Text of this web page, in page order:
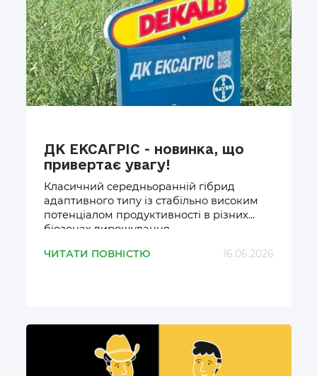
ДК ЕКСАГРІС - новинка, що
привертає увагу!
Класичний середньоранній гібрид
адаптивного типу із стабільно високим
потенціалом продуктивності в різних
біозонах вирощування.
ЧИТАТИ ПОВНІСТЮ
16.06.2026